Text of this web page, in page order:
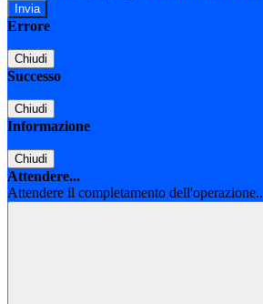
Errore
Chiudi
Successo
Chiudi
Informazione
Chiudi
Attendere...
Attendere il completamento